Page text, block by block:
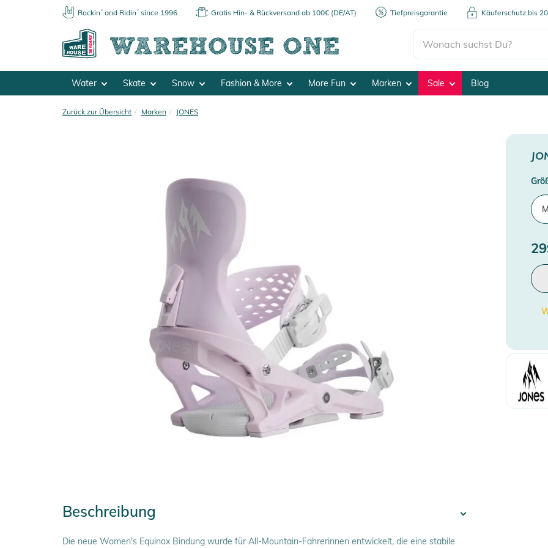
Rockin´ and Ridin´ since 1996 Gratis Hin- & Rückversand ab 100€ (DE/AT) Tiefpreisgarantie Käuferschutz bis
Water Skate Snow Fashion & More More Fun Marken Sale Blog
Zurück zur Übersicht Marken JONES
Beschreibung
Die neue Women's Equinox Bindung wurde für All-Mountain-Fahrerinnen entwickelt, die eine stabile